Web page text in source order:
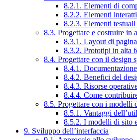
8.2.1. Elementi di
8.2.2. Elementi
8.2.3. Elementi
8.3. Progettare e costruire in
8.3.1. Layout di pagina
8.3.2. Prototipi in alta
8.4. Progettare con il design
8.4.1. Documentazione
8.4.2. Benefici del
8.4.3. Risorse
8.4.4. Come
8.5. Progettare con i modelli
8.5.1. Vantaggi
8.5.2. I modelli di sito
9. Sviluppo dell’interfaccia